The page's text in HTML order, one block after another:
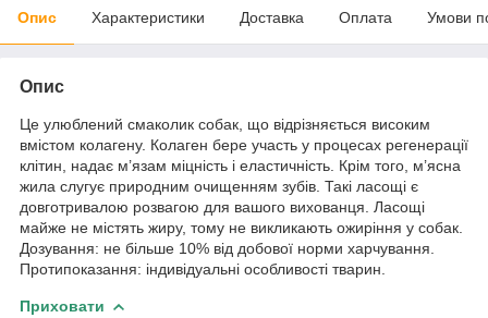
Опис Характеристики Доставка Оплата Умови
Опис
Це улюблений смаколик собак, що відрізняється високим
вмістом колагену. Колаген бере участь у процесах регенерації
клітин, надає м’язам міцність і еластичність. Крім того, м’ясна
жила слугує природним очищенням зубів. Такі ласощі є
довготривалою розвагою для вашого вихованця. Ласощі
майже не містять жиру, тому не викликають ожиріння у собак.
Дозування: не більше 10% від добової норми харчування.
Протипоказання: індивідуальні особливості тварин.
Приховати